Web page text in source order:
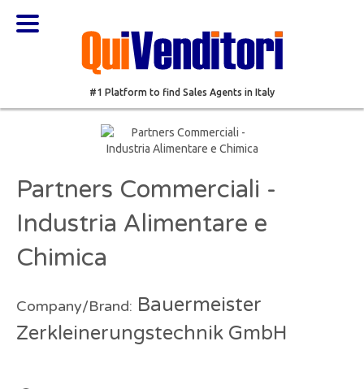
#1 Platform to find Sales Agents in Italy
Partners Commerciali -
Industria Alimentare e
Chimica
Company/Brand: Bauermeister
Zerkleinerungstechnik GmbH